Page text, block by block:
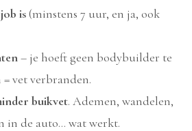
is(minstens 7 uur, en ja, ook
– je hoeft geen bodybuilder te
vet verbranden.
buikvet. Ademen, wandelen,
in de auto... wat werkt.